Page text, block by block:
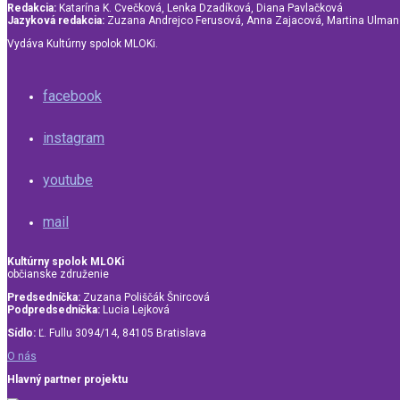
Redakcia: Katarína K. Cvečková, Lenka Dzadíková, Diana Pavlačková
Jazyková redakcia: Zuzana Andrejco Ferusová, Anna Zajacová, Martina
Vydáva Kultúrny spolok MLOKi.
facebook
instagram
youtube
mail
Kultúrny spolok MLOKi
občianske združenie
Predsedníčka: Zuzana Poliščák Šnircová
Podpredsedníčka: Lucia Lejková
Sídlo: Ľ. Fullu 3094/14, 84105 Bratislava
O nás
Hlavný partner projektu